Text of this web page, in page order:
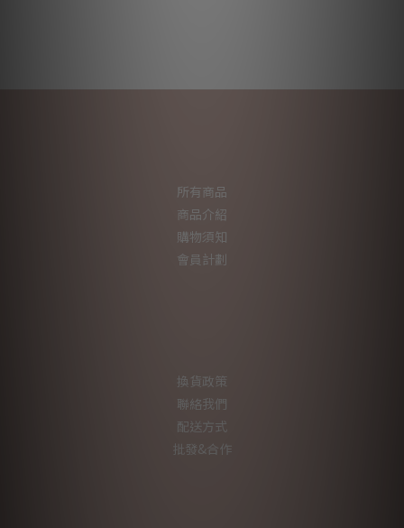
所有商品
商品介紹
購物須知
會員計劃
換貨政策
聯絡我們
配送方式
批發&合作